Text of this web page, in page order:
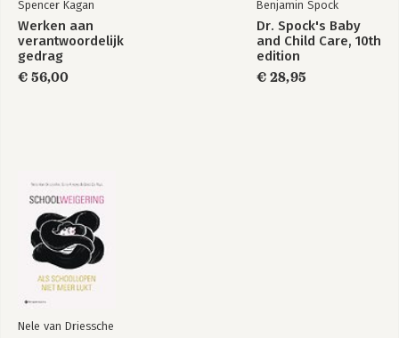
Spencer Kagan
Werken aan
verantwoordelijk
gedrag
€ 56,00
Benjamin Spock
Dr. Spock's Baby
and Child Care, 10th
edition
€ 28,95
Nele van Driessche